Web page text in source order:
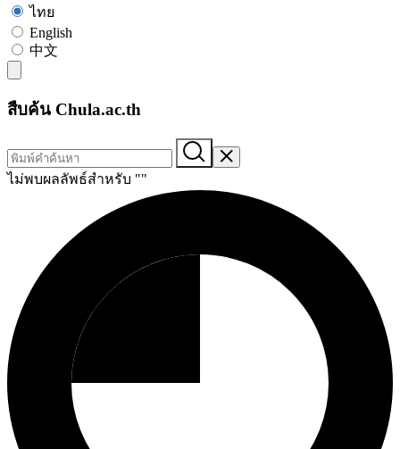
ไทย
English
中文
สืบค้น Chula.ac.th
ไม่พบผลลัพธ์สำหรับ ""